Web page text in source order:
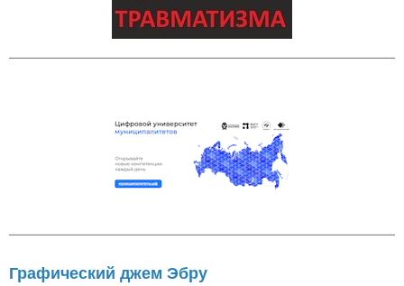
Графический джем Эбру